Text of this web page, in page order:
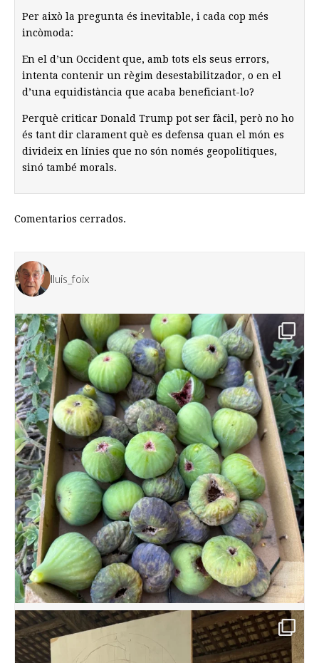
Per això la pregunta és inevitable, i cada cop més
incòmoda:
En el d’un Occident que, amb tots els seus errors,
intenta contenir un règim desestabilitzador, o en el
d’una equidistància que acaba beneficiant-lo?
Perquè criticar Donald Trump pot ser fàcil, però no ho
és tant dir clarament què es defensa quan el món es
divideix en línies que no són només geopolítiques,
sinó també morals.
Comentarios cerrados.
lluis_foix